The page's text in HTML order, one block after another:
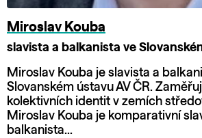
Miroslav Kouba
slavista a balkanista ve
Miroslav Kouba je slavista a
Slovanském ústavu AV ČR.
kolektivních identit v zemích
Miroslav Kouba je komparativní
balkanista...